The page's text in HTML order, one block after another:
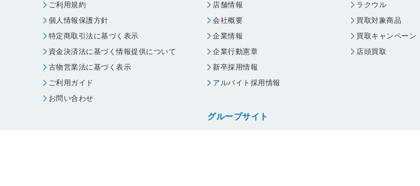
ご利用規約
個人情報保護方針
特定商取引法に基づく表示
資金決済法に基づく情報提供について
古物営業法に基づく表示
ご利用ガイド
お問い合わせ
店舗情報
会社概要
企業情報
企業行動憲章
新卒採用情報
アルバイト採用情報
グループサイト
ラクウル
買取対象商品
買取キャンペーン
店頭買取